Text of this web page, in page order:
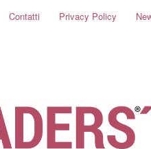
Contatti Privacy Policy